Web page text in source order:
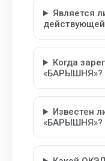
Является
Когда
«БАРЫШНЯ»?
Известен
«БАРЫШНЯ»?